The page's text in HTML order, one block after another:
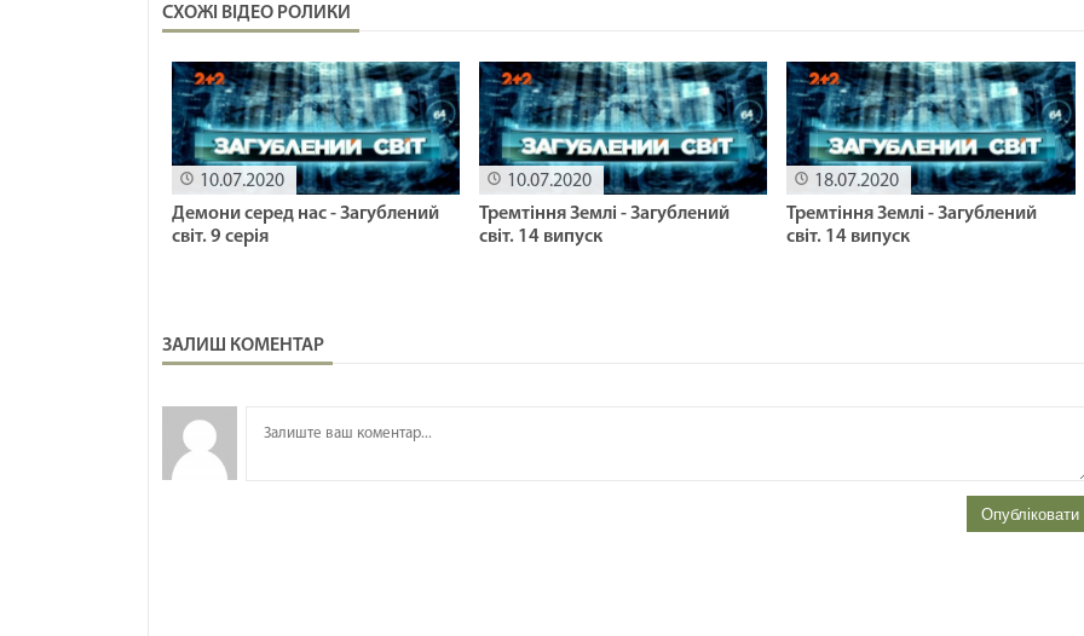
СХОЖІ ВІДЕО РОЛИКИ
10.07.2020
Демони серед нас - Загублений
світ. 9 серія
10.07.2020
Тремтіння Землі - Загублений
світ. 14 випуск
18.07.2020
Тремтіння Землі - Загублений
світ. 14 випуск
ЗАЛИШ КОМЕНТАР
Опубліковати